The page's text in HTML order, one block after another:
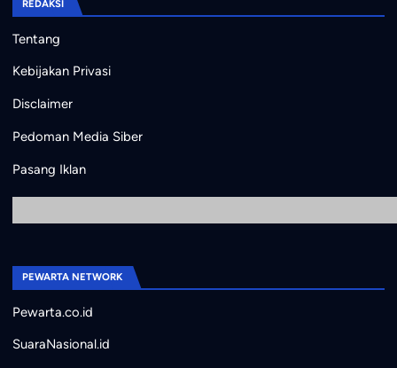
REDAKSI
Tentang
Kebijakan Privasi
Disclaimer
Pedoman Media Siber
Pasang Iklan
PEWARTA NETWORK
Pewarta.co.id
SuaraNasional.id